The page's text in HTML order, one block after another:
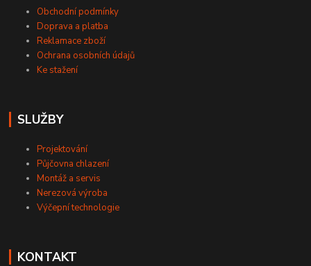
Obchodní podmínky
Doprava a platba
Reklamace zboží
Ochrana osobních údajů
Ke stažení
SLUŽBY
Projektování
Půjčovna chlazení
Montáž a servis
Nerezová výroba
Výčepní technologie
KONTAKT